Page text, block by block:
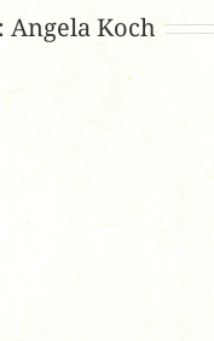
Angela Koch